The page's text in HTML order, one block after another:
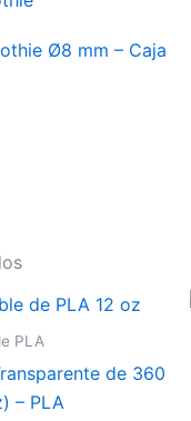
Ø8 mm – Caja
PLA
de 360
– PLA